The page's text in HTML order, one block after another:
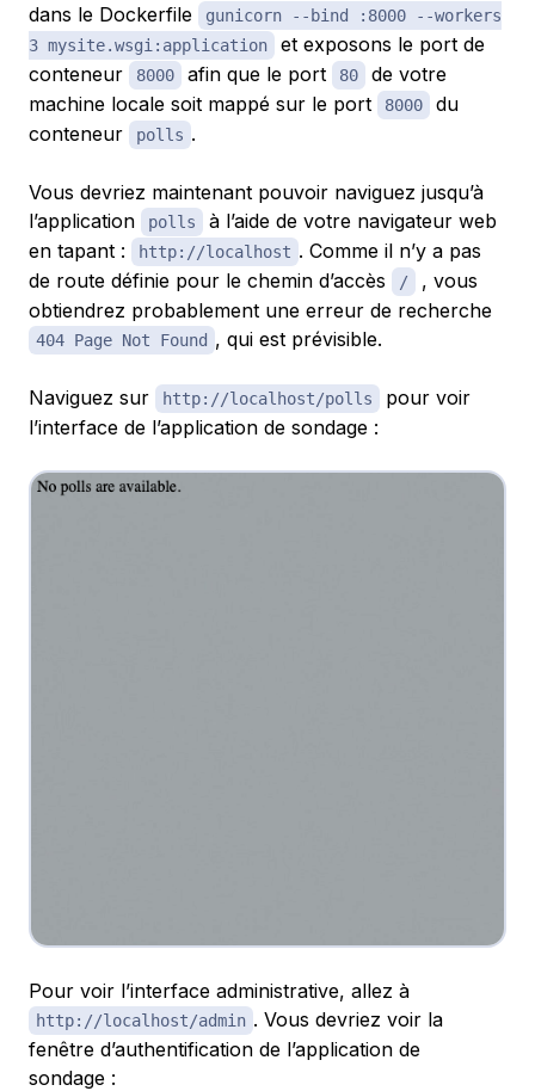
dans le Dockerfile
gunicorn --bind :8000 --workers
3 mysite.wsgi:application
et exposons le port de
conteneur
8000 afin que le port 80
de votre
machine locale soit mappé sur le port
8000
du
conteneur
polls .
Vous devriez maintenant pouvoir naviguez jusqu’à
l’application
polls
à l’aide de votre navigateur web
en tapant :
http://localhost . Comme il n’y a pas
de route définie pour le chemin d’accès
/
, vous
obtiendrez probablement une erreur de recherche
404 Page Not Found , qui est prévisible.
Naviguez sur http://localhost/polls
pour voir
l’interface de l’application de sondage :
Pour voir l’interface administrative, allez à
http://localhost/admin . Vous devriez voir la
fenêtre d’authentification de l’application de
sondage :